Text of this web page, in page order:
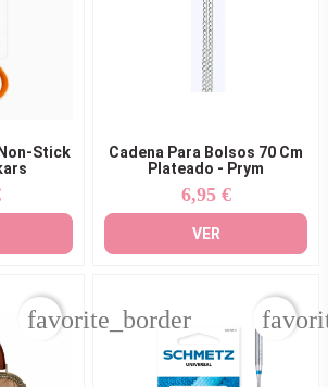
Stick
Cadena Para Bolsos 70 Cm
Plateado - Prym
Precio
6,95 €
VER
favorite_border